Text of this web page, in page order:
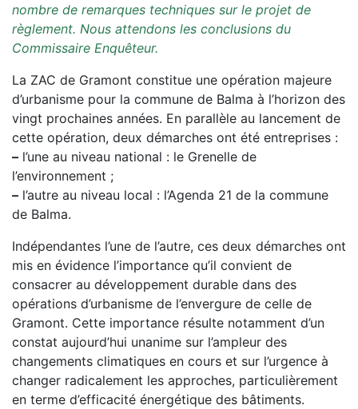
nombre de remarques techniques sur le projet de
règlement. Nous attendons les conclusions du
Commissaire Enquêteur.
La ZAC de Gramont constitue une opération majeure
d’urbanisme pour la commune de Balma à l’horizon des
vingt prochaines années. En parallèle au lancement de
cette opération, deux démarches ont été entreprises :
– l’une au niveau national : le Grenelle de
l’environnement ;
– l’autre au niveau local : l’Agenda 21 de la commune
de Balma.
Indépendantes l’une de l’autre, ces deux démarches ont
mis en évidence l’importance qu’il convient de
consacrer au développement durable dans des
opérations d’urbanisme de l’envergure de celle de
Gramont. Cette importance résulte notamment d’un
constat aujourd’hui unanime sur l’ampleur des
changements climatiques en cours et sur l’urgence à
changer radicalement les approches, particulièrement
en terme d’efficacité énergétique des bâtiments.